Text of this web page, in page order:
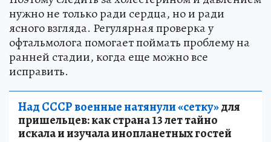
нужно не только ради сердца, но и ради
ясного взгляда. Регулярная проверка у
офтальмолога помогает поймать проблему на
ранней стадии, когда еще можно все
исправить.
Над СССР военные натянули «сетку»для
пришельцев: как страна 13 лет тайно
искала и изучала инопланетных гостей